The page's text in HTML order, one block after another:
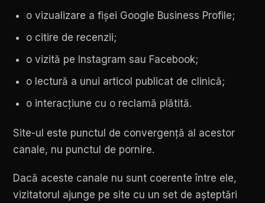
o vizualizare a fișei Google Business Profile;
o citire de recenzii;
o vizită pe Instagram sau Facebook;
o lectură a unui articol publicat de clinică;
o interacțiune cu o reclamă plătită.
Site-ul este punctul de convergență al acestor
canale, nu punctul de pornire.
Dacă aceste canale nu sunt coerente între ele,
vizitatorul ajunge pe site cu un set de așteptări